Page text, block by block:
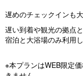
遅めのチェックインも
遅い到着や観光の拠点
宿泊と大浴場のみ利用
※本プランはWEB限定